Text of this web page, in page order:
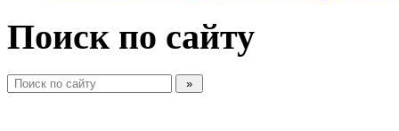
Поиск по сайту